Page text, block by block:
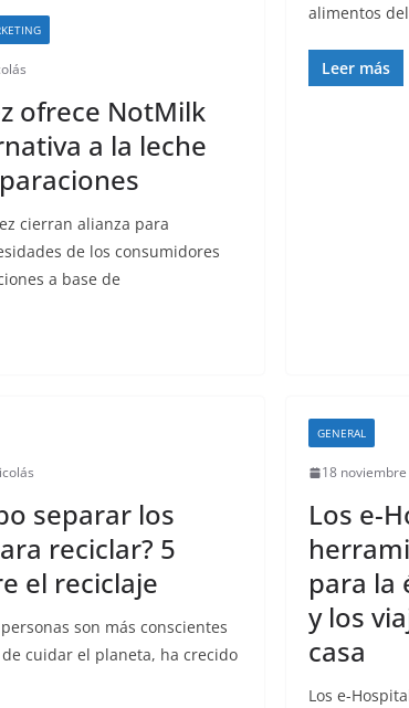
ofrece NotMilk
a la leche
cierran alianza para
de los consumidores
a base de
alimentos
Leer más
separar los
reciclar? 5
el reciclaje
son más conscientes
cuidar el planeta, ha crecido
GENERAL
18 noviembre
Los e-
para la
y los
casa
Los e-